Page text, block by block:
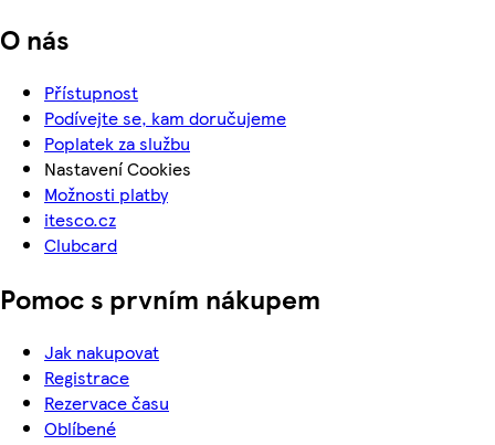
O nás
Přístupnost
Podívejte se, kam doručujeme
Poplatek za službu
Nastavení Cookies
Možnosti platby
itesco.cz
Clubcard
Pomoc s prvním nákupem
Jak nakupovat
Registrace
Rezervace času
Oblíbené